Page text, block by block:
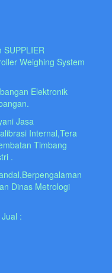
SUPPLIER
Weighing System
Elektronik
Jasa
Internal,Tera
Timbang
.
Dinas Metrologi
: